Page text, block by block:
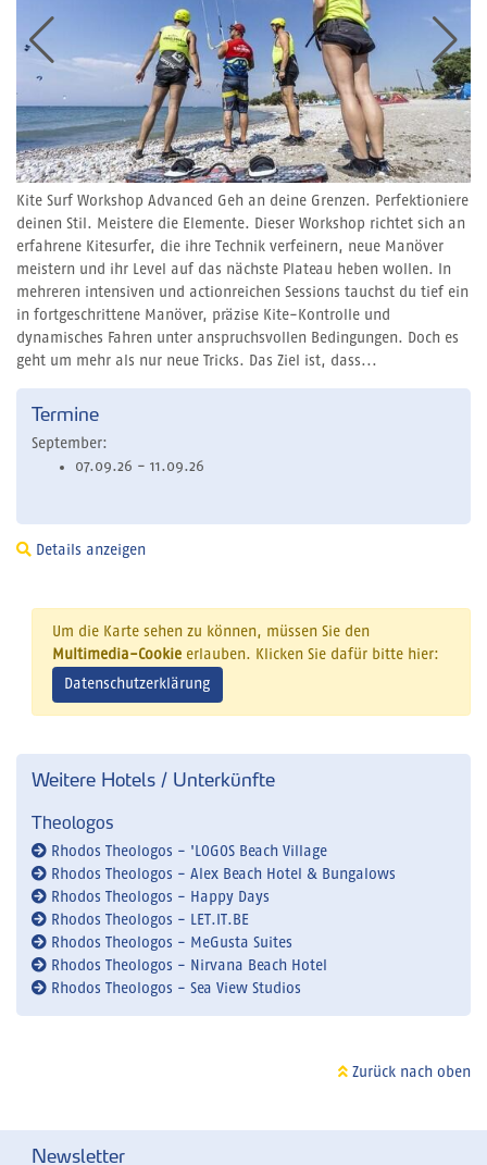
Kite Surf Workshop Advanced Geh an deine Grenzen. Perfektioniere
deinen Stil. Meistere die Elemente. Dieser Workshop richtet sich an
erfahrene Kitesurfer, die ihre Technik verfeinern, neue Manöver
meistern und ihr Level auf das nächste Plateau heben wollen. In
mehreren intensiven und actionreichen Sessions tauchst du tief ein
in fortgeschrittene Manöver, präzise Kite-Kontrolle und
dynamisches Fahren unter anspruchsvollen Bedingungen. Doch es
geht um mehr als nur neue Tricks. Das Ziel ist, dass...
Termine
September:
07.09.26 - 11.09.26
Details anzeigen
Um die Karte sehen zu können, müssen Sie den
Multimedia-Cookieerlauben. Klicken Sie dafür bitte hier:
Datenschutzerklärung
Weitere Hotels / Unterkünfte
Theologos
Rhodos Theologos - 'LOGOS Beach Village
Rhodos Theologos - Alex Beach Hotel & Bungalows
Rhodos Theologos - Happy Days
Rhodos Theologos - LET.IT.BE
Rhodos Theologos - MeGusta Suites
Rhodos Theologos - Nirvana Beach Hotel
Rhodos Theologos - Sea View Studios
Zurück nach oben
Newsletter